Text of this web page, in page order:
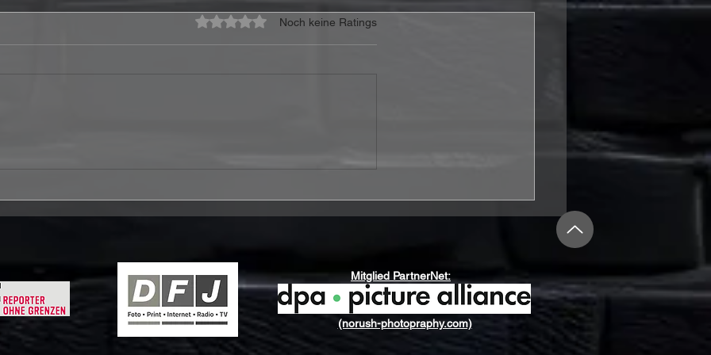
Mit 0 von 5 Sternen bewertet.
Noch keine Ratings
Mitglied PartnerNet:
(norush-photopraphy.com)